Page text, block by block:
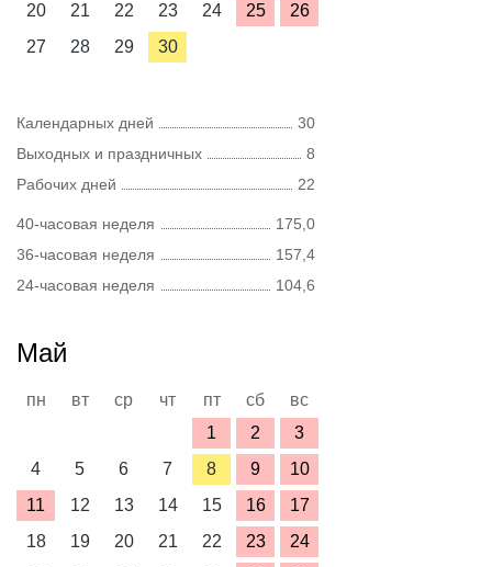
20
21 22 23 24 25
26
27
28 29 30
Календарных дней
30
Выходных и праздничных
8
Рабочих дней
22
40-часовая неделя
175,0
36-часовая неделя
157,4
24-часовая неделя
104,6
Май
пн вт ср чт пт сб
вс
1
2
3
4
5 6 7 8 9
10
11
12 13 14 15 16
17
18
19 20 21 22 23
24